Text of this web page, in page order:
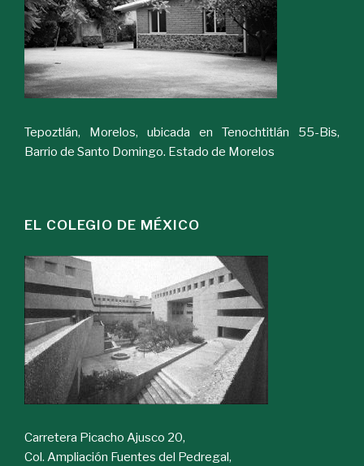
Tepoztlán, Morelos, ubicada en Tenochtitlán 55-Bis,
Barrio de Santo Domingo. Estado de Morelos
EL COLEGIO DE MÉXICO
Carretera Picacho Ajusco 20,
Col. Ampliación Fuentes del Pedregal,